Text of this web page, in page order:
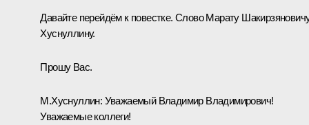
Давайте перейдём к повестке. Слово Марату
Хуснуллину.
Прошу Вас.
М.Хуснуллин: Уважаемый Владимир Владимирович!
Уважаемые коллеги!